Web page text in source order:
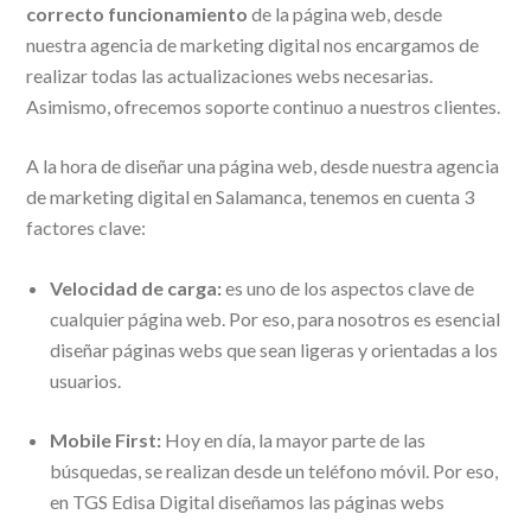
correcto funcionamientode la página web, desde
nuestra agencia de marketing digital nos encargamos de
realizar todas las actualizaciones webs necesarias.
Asimismo, ofrecemos soporte continuo a nuestros clientes.
A la hora de diseñar una página web, desde nuestra agencia
de marketing digital en Salamanca, tenemos en cuenta 3
factores clave:
Velocidad de carga:es uno de los aspectos clave de
cualquier página web. Por eso, para nosotros es esencial
diseñar páginas webs que sean ligeras y orientadas a los
usuarios.
Mobile First: Hoy en día, la mayor parte de las
búsquedas, se realizan desde un teléfono móvil. Por eso,
en TGS Edisa Digital diseñamos las páginas webs